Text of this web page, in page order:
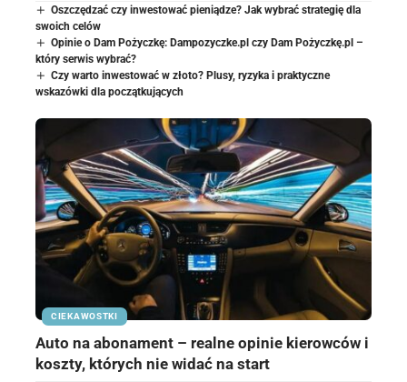
Oszczędzać czy inwestować pieniądze? Jak wybrać strategię dla
swoich celów
Opinie o Dam Pożyczkę: Dampozyczke.pl czy Dam Pożyczkę.pl –
który serwis wybrać?
Czy warto inwestować w złoto? Plusy, ryzyka i praktyczne
wskazówki dla początkujących
CIEKAWOSTKI
Auto na abonament – realne opinie kierowców i
koszty, których nie widać na start